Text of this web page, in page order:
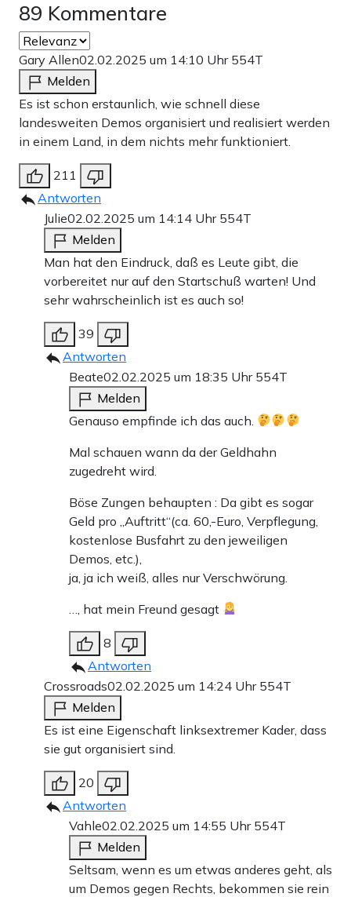
durchgeht, haben sie mit ihren Einstellungen gegenüber
den CDU-Politikern deutlich gemacht.
Auch ist ihnen egal, was die Mehrheit der Bevölkerung
bei der Migrationspolitik will. Denn, wie der
Flüchtlingsrat Bremen fordert, müssten Vorschläge, wie
die der CDU, den „unüberhörbaren Widerspruch“ der
Demonstranten zu hören bekommen, „egal was in den
Umfragen steht“.
Weil man sich im derzeitigen Kampf gegen die
„Machtergreifung der Nationalsozialisten“ nicht auf den
Staat verlassen könne, müsse rechte Politik nicht im
Parlament, sondern durch „antifaschistische
Organisationen“ bekämpft werden. Wie es die Gruppe
„Widersetzen“ fordert, muss dem Erstarken der Rechten
ihre „gesamte Wut folgen“.
Eine große Mehrheit in Deutschland befürwortet die
Forderungen, die die CDU in ihrem Gesetzesentwurf
formuliert hat. Es ist eine politische Minderheit, die die
Ängste der Deutschen vor einem erneuten Aufstieg des
Nationalsozialismus missbraucht, um ihre eigene, in
Teilen extremistische, Vorstellung der Politik gegen den
Willen der Mehrheit aufrechtzuerhalten.
Menschen, die aus tatsächlicher Sorge um den Zustand
der Demokratie erwägen, an einer dieser bundesweiten
89 Kommentare
Gary Allen02.02.2025 um 14:10 Uhr 554T
Melden
Es ist schon erstaunlich, wie schnell diese
landesweiten Demos organisiert und realisiert werden
in einem Land, in dem nichts mehr funktioniert.
211
Antworten
Julie02.02.2025 um 14:14 Uhr 554T
Melden
Man hat den Eindruck, daß es Leute gibt, die
vorbereitet nur auf den Startschuß warten! Und
sehr wahrscheinlich ist es auch so!
39
Antworten
Beate02.02.2025 um 18:35 Uhr 554T
Melden
Genauso empfinde ich das auch.
Mal schauen wann da der Geldhahn
zugedreht wird.
Böse Zungen behaupten : Da gibt es sogar
Geld pro „Auftritt“(ca. 60,-Euro, Verpflegung,
kostenlose Busfahrt zu den jeweiligen
Demos, etc.),
ja, ja ich weiß, alles nur Verschwörung.
…, hat mein Freund gesagt
8
Antworten
Crossroads02.02.2025 um 14:24 Uhr 554T
Melden
Es ist eine Eigenschaft linksextremer Kader, dass
sie gut organisiert sind.
20
Antworten
Vahle02.02.2025 um 14:55 Uhr 554T
Melden
Seltsam, wenn es um etwas anderes geht, als
um Demos gegen Rechts, bekommen sie rein